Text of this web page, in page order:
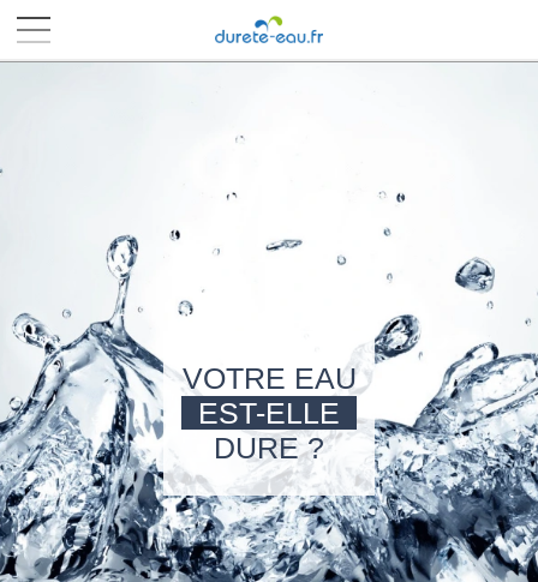
VOTRE EAU
EST-ELLE
DURE ?